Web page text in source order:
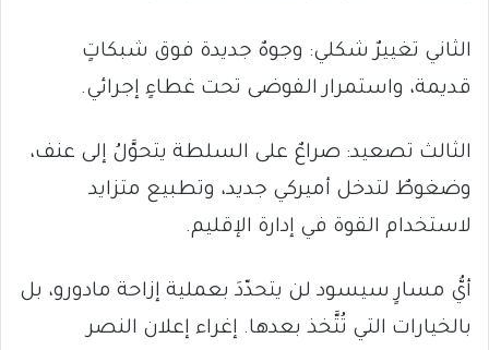
الثاني تغييرٌ شكلي: وجوهٌ جديدة فوق شبكاتٍ
قديمة، واستمرار الفوضى تحت غطاءٍ إجرائي.
الثالث تصعيد: صراعٌ على السلطة يتحوَّلُ إلى عنف،
وضغوطٌ لتدخل أميركي جديد، وتطبيع متزايد
لاستخدام القوة في إدارة الإقليم.
أيُّ مسارٍ سيسود لن يتحدّدَ بعملية إزاحة مادورو، بل
بالخيارات التي تُتَّخذ بعدها. إغراء إعلان النصر